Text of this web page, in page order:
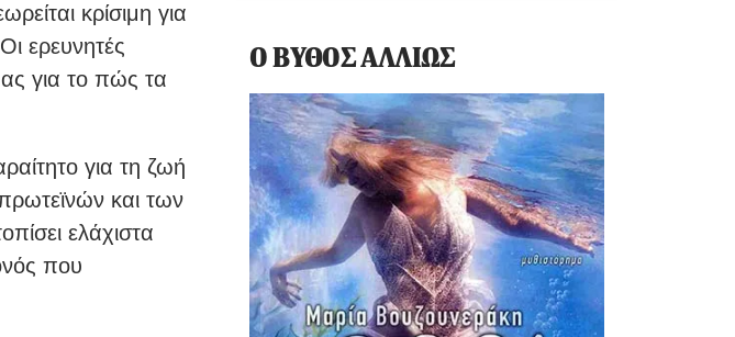
Ο ΒΥΘΟΣ ΑΛΛΙΩΣ
κρίσιμη για
ερευνητές
για το πώς τα
για τη ζωή
και των
ελάχιστα
που